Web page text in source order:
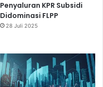
Penyaluran KPR Subsidi
Didominasi FLPP
28 Juli 2025